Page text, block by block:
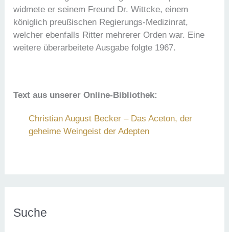
widmete er seinem Freund Dr. Wittcke, einem
königlich preußischen Regierungs-Medizinrat,
welcher ebenfalls Ritter mehrerer Orden war. Eine
weitere überarbeitete Ausgabe folgte 1967.
Text aus unserer Online-Bibliothek:
Christian August Becker – Das Aceton, der
geheime Weingeist der Adepten
Suche